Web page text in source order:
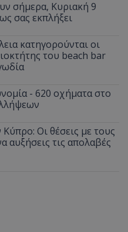
σήμερα, Κυριακή 9
σας εκπλήξει
κατηγορούνται οι
του beach bar
- 620 οχήματα στο
Οι θέσεις με τους
αυξήσεις τις απολαβές